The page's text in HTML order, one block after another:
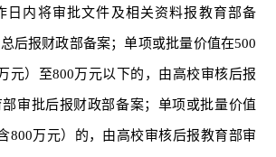
日内将审批文件及相关资料报教育部备
后报财政部备案；单项或批量价值在500
元）至800万元以下的，由高校审核后报
审批后报财政部备案；单项或批量价值
800万元）的，由高校审核后报教育部审